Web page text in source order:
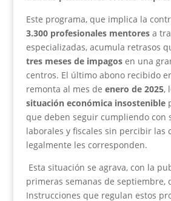
Este programa, que implica la
3.300 profesionales mentoresa
especializadas, acumula retrasos
tres meses de impagosen una
centros. El último abono recibido
remonta al mes de enero de 2025,
situación económica insostenible
que deben seguir cumpliendo con
laborales y fiscales sin percibir las
legalmente les corresponden.
Esta situación se agrava, con la
primeras semanas de septiembre,
Instrucciones que regulan estos